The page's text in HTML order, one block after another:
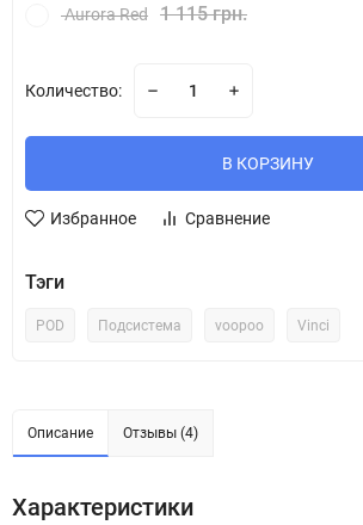
Aurora Red 1 115 грн.
Количество:
В КОРЗИНУ
Избранное Сравнение
Тэги
POD Подсистема voopoo Vinci
Описание Отзывы (4)
Характеристики